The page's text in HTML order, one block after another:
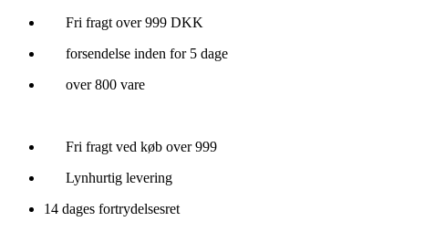
Videre
indhold
Fri fragt over 999 DKK
forsendelse inden for 5 dage
over 800 vare
Fri fragt ved køb over 999
Lynhurtig levering
14 dages fortrydelsesret